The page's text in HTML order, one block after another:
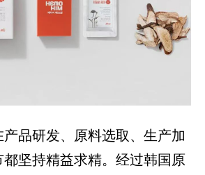
品研发、原料选取、生产加
坚持精益求精。经过韩国原